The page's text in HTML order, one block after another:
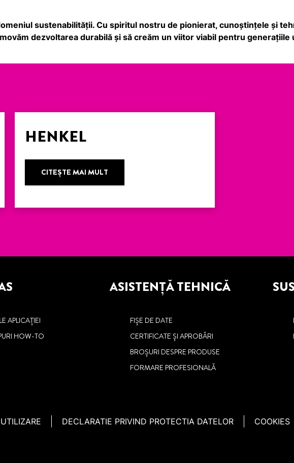
sustenabilității. Cu spiritul nostru de pionierat, cunoștințele și
dezvoltarea durabilă și să creăm un viitor viabil pentru generațiile
HENKEL
CITEŞTE MAI MULT
APLICAȚIEI
HOW-TO
ASISTENȚĂ TEHNICĂ
FIȘE DE DATE
CERTIFICATE ȘI APROBĂRI
BROȘURI DESPRE PRODUSE
FORMARE PROFESIONALĂ
DECLARATIE PRIVIND PROTECTIA DATELOR COOKIES